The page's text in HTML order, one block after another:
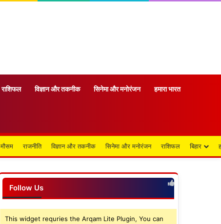
राशिफल विज्ञान और तकनीक सिनेमा और मनोरंजन हमारा भारत
मौसम राजनीति विज्ञान और तकनीक सिनेमा और मनोरंजन राशिफल बिहार
Follow Us
This widget requries the Arqam Lite Plugin, You can